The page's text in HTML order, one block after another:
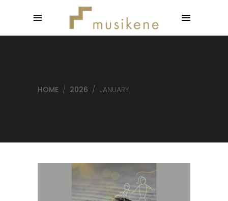
HOME / 2026 / JANUARY